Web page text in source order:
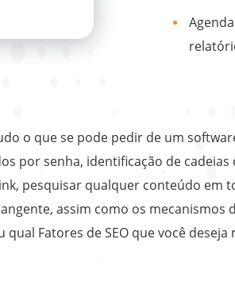
o que se pode pedir de um
por senha, identificação de
pesquisar qualquer conteúdo em
assim como os mecanismos
Fatores de SEO que você deseja